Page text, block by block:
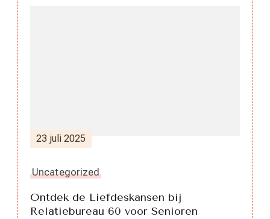
23 juli 2025
Uncategorized
Ontdek de Liefdeskansen bij
Relatiebureau 60 voor Senioren